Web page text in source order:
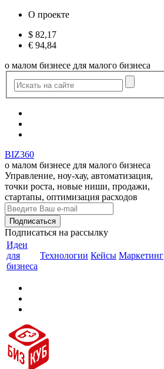
О проекте
$ 82,17
€ 94,84
о малом бизнесе для малого бизнеса
BIZ360
о малом бизнесе для малого бизнеса
Управление, ноу-хау, автоматизация,
точки роста, новые ниши, продажи,
стартапы, оптимизация расходов
Подписаться на рассылку
Идеи
для
бизнеса
Технологии Кейсы Маркетинг